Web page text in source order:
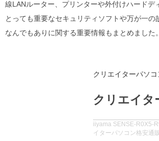
線LANルーター、プリンターや外付けハード
とっても重要なセキュリティソフトや万が一
なんでもありに関する重要情報もまとめました。
クリエイターパソ
クリエイタ
iiyama SENSE-R0X5-
イターパソコン格安通